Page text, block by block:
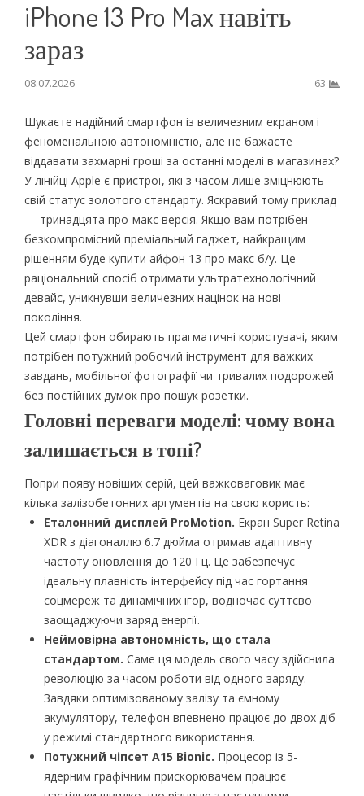
iPhone 13 Pro Max навіть
зараз
08.07.2026 63
Шукаєте надійний смартфон із величезним екраном і
феноменальною автономністю, але не бажаєте
віддавати захмарні гроші за останні моделі в магазинах?
У лінійці Apple є пристрої, які з часом лише зміцнюють
свій статус золотого стандарту. Яскравий тому приклад
— тринадцята про-макс версія. Якщо вам потрібен
безкомпромісний преміальний гаджет, найкращим
рішенням буде купити айфон 13 про макс б/у. Це
раціональний спосіб отримати ультратехнологічний
девайс, уникнувши величезних націнок на нові
покоління.
Цей смартфон обирають прагматичні користувачі, яким
потрібен потужний робочий інструмент для важких
завдань, мобільної фотографії чи тривалих подорожей
без постійних думок про пошук розетки.
Головні переваги моделі: чому вона
залишається в топі?
Попри появу новіших серій, цей важковаговик має
кілька залізобетонних аргументів на свою користь:
Еталонний дисплей ProMotion. Екран Super Retina
XDR з діагоналлю 6.7 дюйма отримав адаптивну
частоту оновлення до 120 Гц. Це забезпечує
ідеальну плавність інтерфейсу під час гортання
соцмереж та динамічних ігор, водночас суттєво
заощаджуючи заряд енергії.
Неймовірна автономність, що стала
стандартом. Саме ця модель свого часу здійснила
революцію за часом роботи від одного заряду.
Завдяки оптимізованому залізу та ємному
акумулятору, телефон впевнено працює до двох діб
у режимі стандартного використання.
Потужний чіпсет A15 Bionic. Процесор із 5-
ядерним графічним прискорювачем працює